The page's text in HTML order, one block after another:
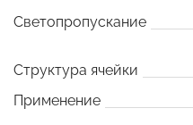
Светопропускание
Структура ячейки
Применение